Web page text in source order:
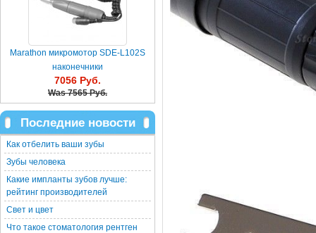
Marathon микромотор SDE-L102S
наконечники
7056 Руб.
Was7565 Руб.
Последние новости
Как отбелить ваши зубы
Зубы человека
Какие импланты зубов лучше:
рейтинг производителей
Свет и цвет
Что такое стоматология рентген